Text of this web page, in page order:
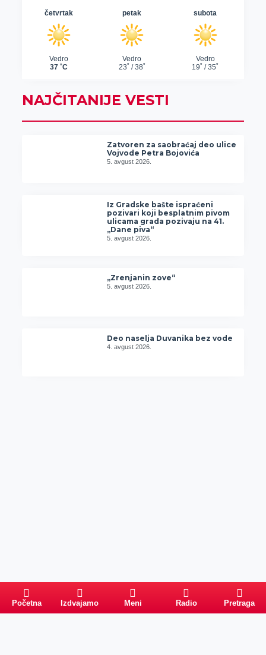
NAJČITANIJE VESTI
Zatvoren za saobraćaj deo ulice
Vojvode Petra Bojovića
5. avgust 2026.
Iz Gradske bašte ispraćeni
pozivari koji besplatnim pivom
ulicama grada pozivaju na 41.
„Dane piva“
5. avgust 2026.
„Zrenjanin zove“
5. avgust 2026.
Deo naselja Duvanika bez vode
4. avgust 2026.
Početna Izdvajamo Meni Radio Pretraga